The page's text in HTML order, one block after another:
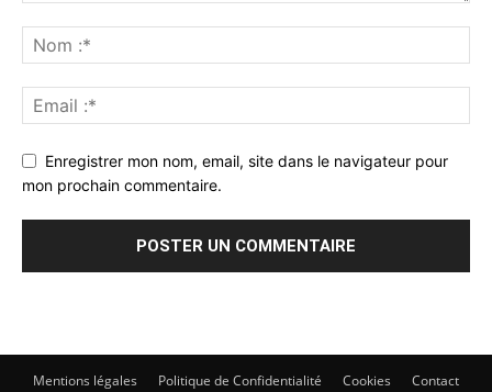
Enregistrer mon nom, email, site dans le navigateur pour
mon prochain commentaire.
Mentions légales Politique de Confidentialité Cookies Contact